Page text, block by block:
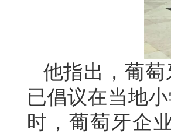
他指出，葡
已倡议在当地
时，葡萄牙企